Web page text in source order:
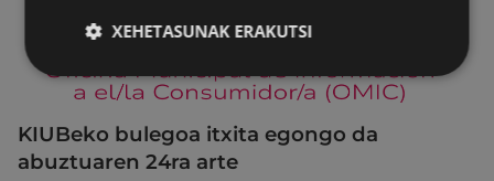
KIUBeko bulegoa itxita egongo da
abuztuaren 24ra arte
XEHETASUNAK ERAKUTSI